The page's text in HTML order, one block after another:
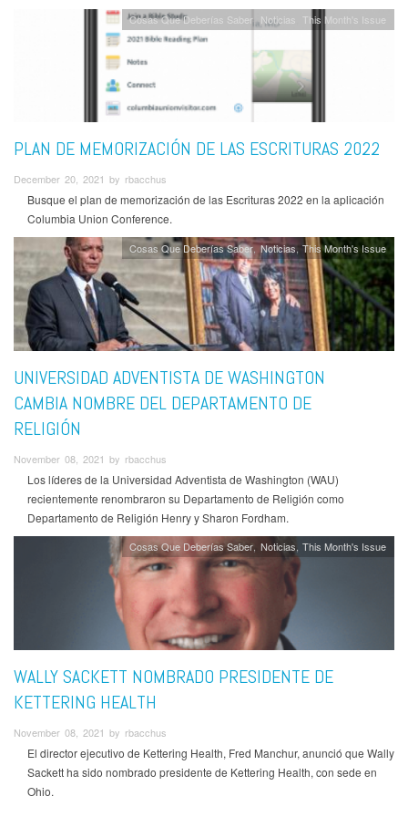
Cosas Que Deberías Saber Noticias This Month's Issue
PLAN DE MEMORIZACIÓN DE LAS ESCRITURAS 2022
December 20, 2021 by rbacchus
Busque el plan de memorización de las Escrituras 2022 en la aplicación
Columbia Union Conference.
Cosas Que Deberías Saber Noticias This Month's Issue
UNIVERSIDAD ADVENTISTA DE WASHINGTON
CAMBIA NOMBRE DEL DEPARTAMENTO DE
RELIGIÓN
November 08, 2021 by rbacchus
Los líderes de la Universidad Adventista de Washington (WAU)
recientemente renombraron su Departamento de Religión como
Departamento de Religión Henry y Sharon Fordham.
Cosas Que Deberías Saber Noticias This Month's Issue
WALLY SACKETT NOMBRADO PRESIDENTE DE
KETTERING HEALTH
November 08, 2021 by rbacchus
El director ejecutivo de Kettering Health, Fred Manchur, anunció que Wally
Sackett ha sido nombrado presidente de Kettering Health, con sede en
Ohio.